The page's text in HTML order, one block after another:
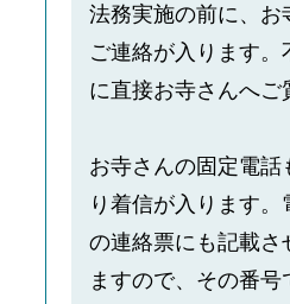
法務実施の前に、
ご連絡が入ります
に直接お寺さんへご
お寺さんの固定電話
り着信が入ります
の連絡票にも記載さ
ますので、その番